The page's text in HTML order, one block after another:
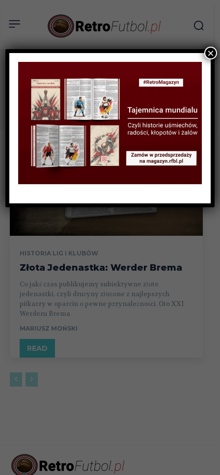
Tag: Rune Bratseth
HISTORIA LIG I KLUBÓW
Złota Jedenastka: Werder Brema
Co jakś czas publikujemy subiektywne złote
jedenastki, czyli drużyny złożone z najlepszych
piłkarzy w oparciu o pewne przynależności. Oto XXI
Werderu Brema
MARIUSZ MOŃSKI
READ
×